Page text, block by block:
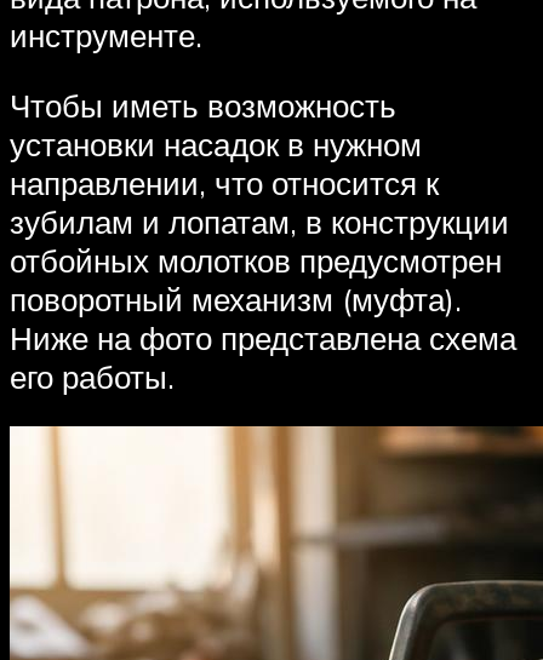
инструменте.
Чтобы иметь возможность
установки насадок в нужном
направлении, что относится к
зубилам и лопатам, в конструкции
отбойных молотков предусмотрен
поворотный механизм (муфта).
Ниже на фото представлена схема
его работы.